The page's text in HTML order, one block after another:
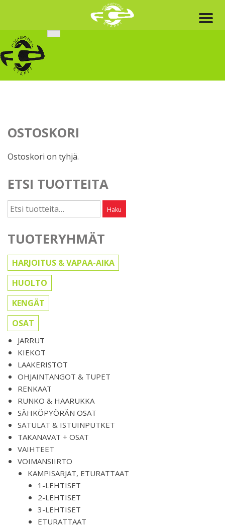
content
OSTOSKORI
Ostoskori on tyhjä.
ETSI TUOTTEITA
Etsi: Haku
TUOTERYHMÄT
HARJOITUS & VAPAA-AIKA
HUOLTO
KENGÄT
OSAT
JARRUT
KIEKOT
LAAKERISTOT
OHJAINTANGOT & TUPET
RENKAAT
RUNKO & HAARUKKA
SÄHKÖPYÖRÄN OSAT
SATULAT & ISTUINPUTKET
TAKANAVAT + OSAT
VAIHTEET
VOIMANSIIRTO
KAMPISARJAT, ETURATTAAT
1-LEHTISET
2-LEHTISET
3-LEHTISET
ETURATTAAT